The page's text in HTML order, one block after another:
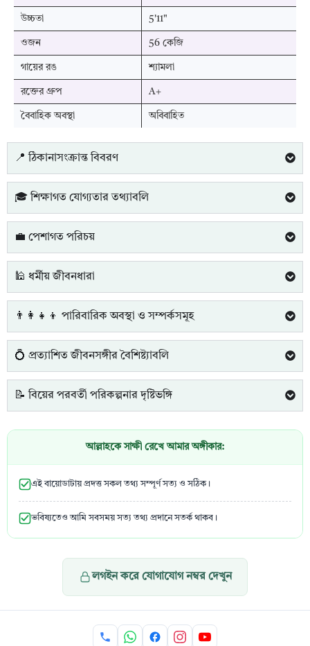
উচ্চতা 5'11"
ওজন 56 কেজি
গায়ের রঙ শ্যামলা
রক্তের গ্রুপ A+
বৈবাহিক অবস্থা অবিবাহিত
📍 ঠিকানাসংক্রান্ত বিবরণ
🎓 শিক্ষাগত যোগ্যতার তথ্যাবলি
💼 পেশাগত পরিচয়
🕌 ধর্মীয় জীবনধারা
👨‍👩‍👧‍👦 পারিবারিক অবস্থা ও সম্পর্কসমূহ
💍 প্রত্যাশিত জীবনসঙ্গীর বৈশিষ্ট্যাবলি
📝 বিয়ের পরবর্তী পরিকল্পনার দৃষ্টিভঙ্গি
আল্লাহকে সাক্ষী রেখে আমার অঙ্গীকার:
এই বায়োডাটায় প্রদত্ত সকল তথ্য সম্পূর্ণ সত্য ও সঠিক।
ভবিষ্যতেও আমি সবসময় সত্য তথ্য প্রদানে সতর্ক থাকব।
লগইন করে যোগাযোগ নম্বর দেখুন